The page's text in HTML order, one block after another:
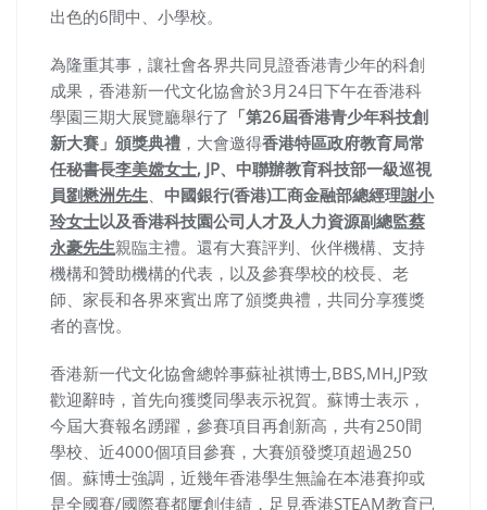
出色的6間中、小學校。
為隆重其事，讓社會各界共同見證香港青少年的科創
成果，香港新一代文化協會於3月24日下午在香港科
學園三期大展覽廳舉行了 「第26屆香港青少年科技創
新大賽」頒獎典禮 ，大會邀得香港特區政府教育局常
任秘書長李美嫦女士, JP、中聯辦教育科技部一級巡視
員劉懋洲先生 中國銀行(香港)工商金融部總經理謝小
玲女士以及香港科技園公司人才及人力資源副總監蔡
永豪先生親臨主禮。還有大賽評判、伙伴機構、支持
機構和贊助機構的代表，以及參賽學校的校長、老
師、家長和各界來賓出席了頒獎典禮，共同分享獲獎
者的喜悅。
香港新一代文化協會總幹事蘇祉祺博士,BBS,MH,JP致
歡迎辭時，首先向獲獎同學表示祝賀。蘇博士表示，
今屆大賽報名踴躍，參賽項目再創新高，共有250間
學校、近4000個項目參賽，大賽頒發獎項超過250
個。蘇博士強調，近幾年香港學生無論在本港賽抑或
是全國賽/國際賽都屢創佳績，足見香港STEAM教育已